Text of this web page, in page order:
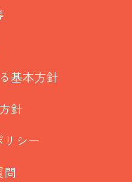
基本方針
針
リシー
問